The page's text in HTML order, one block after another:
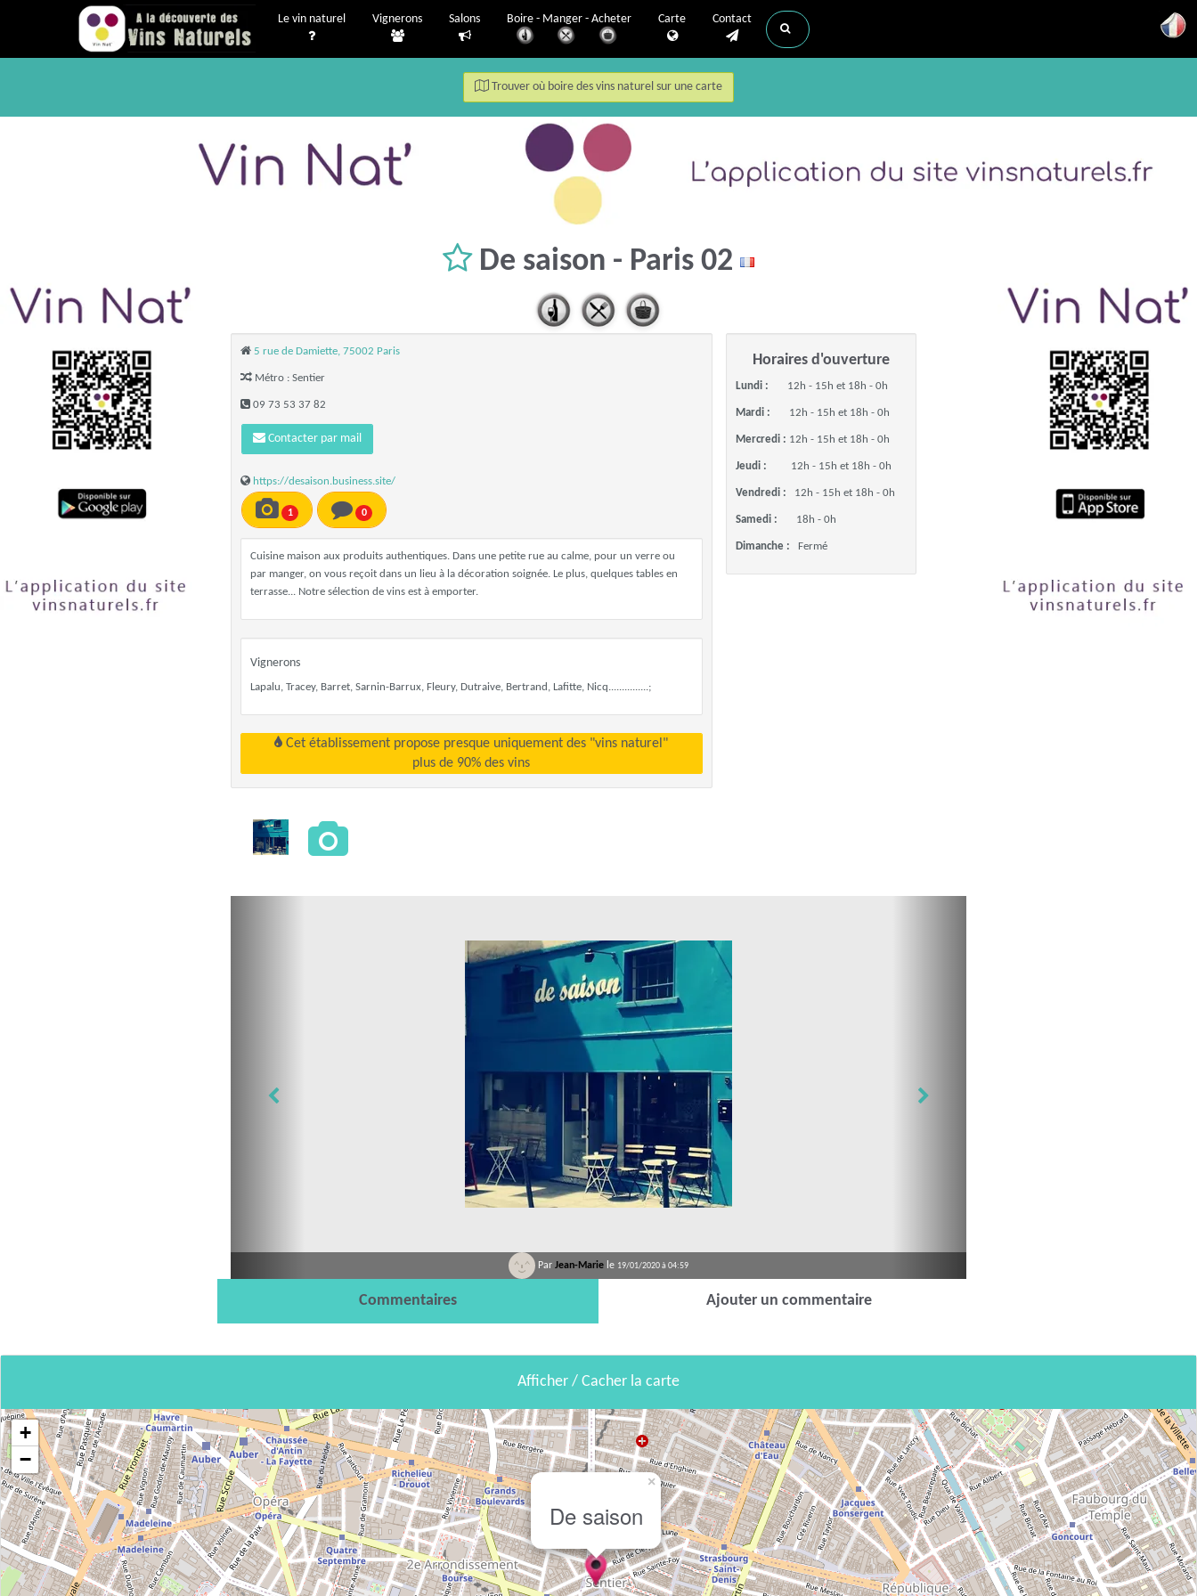
Le vin naturel Vignerons Salons Boire - Manger - Acheter Carte Contact
Trouver où boire des vins naturel sur une carte
De saison - Paris 02
5 rue de Damiette, 75002 Paris
Métro : Sentier
09 73 53 37 82
Contacter par mail
https://desaison.business.site/
1 0
Cuisine maison aux produits authentiques. Dans une petite rue au calme, pour un verre ou
par manger, on vous reçoit dans un lieu à la décoration soignée. Le plus, quelques tables en
terrasse... Notre sélection de vins est à emporter.
Vignerons
Lapalu, Tracey, Barret, Sarnin-Barrux, Fleury, Dutraive, Bertrand, Lafitte, Nicq...............;
Cet établissement propose presque uniquement des "vins naturel"
plus de 90% des vins
Horaires d'ouverture
Lundi : 12h - 15h et 18h - 0h
Mardi : 12h - 15h et 18h - 0h
Mercredi : 12h - 15h et 18h - 0h
Jeudi : 12h - 15h et 18h - 0h
Vendredi : 12h - 15h et 18h - 0h
Samedi : 18h - 0h
Dimanche : Fermé
Par Jean-Marie le 19/01/2020 à 04:59
Commentaires Ajouter un commentaire
Afficher / Cacher la carte
De saison
×
+
−